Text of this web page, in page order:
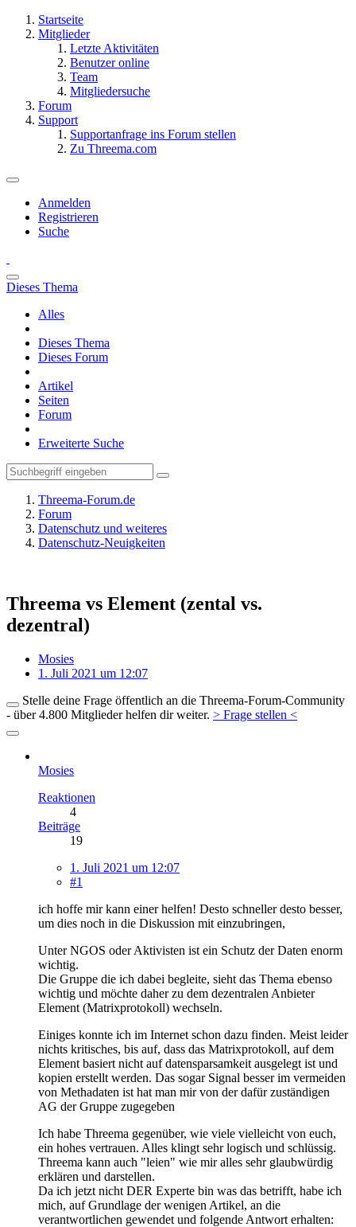
Startseite
Mitglieder
Letzte Aktivitäten
Benutzer online
Team
Mitgliedersuche
Forum
Support
Supportanfrage ins Forum stellen
Zu Threema.com
Anmelden
Registrieren
Suche
Dieses Thema
Alles
Dieses Thema
Dieses Forum
Artikel
Seiten
Forum
Erweiterte Suche
Threema-Forum.de
Forum
Datenschutz und weiteres
Datenschutz-Neuigkeiten
Threema vs Element (zental vs.
dezentral)
Mosies
1. Juli 2021 um 12:07
Stelle deine Frage öffentlich an die Threema-Forum-Community
- über 4.800 Mitglieder helfen dir weiter. > Frage stellen <
Mosies
Reaktionen
4
Beiträge
19
1. Juli 2021 um 12:07
#1
ich hoffe mir kann einer helfen! Desto schneller desto besser,
um dies noch in die Diskussion mit einzubringen,
Unter NGOS oder Aktivisten ist ein Schutz der Daten enorm
wichtig.
Die Gruppe die ich dabei begleite, sieht das Thema ebenso
wichtig und möchte daher zu dem dezentralen Anbieter
Element (Matrixprotokoll) wechseln.
Einiges konnte ich im Internet schon dazu finden. Meist leider
nichts kritisches, bis auf, dass das Matrixprotokoll, auf dem
Element basiert nicht auf datensparsamkeit ausgelegt ist und
kopien erstellt werden. Das sogar Signal besser im vermeiden
von Methadaten ist hat man mir von der dafür zuständigen
AG der Gruppe zugegeben
Ich habe Threema gegenüber, wie viele vielleicht von euch,
ein hohes vertrauen. Alles klingt sehr logisch und schlüssig.
Threema kann auch "leien" wie mir alles sehr glaubwürdig
erklären und darstellen.
Da ich jetzt nicht DER Experte bin was das betrifft, habe ich
mich, auf Grundlage der wenigen Artikel, an die
verantwortlichen gewendet und folgende Antwort erhalten: